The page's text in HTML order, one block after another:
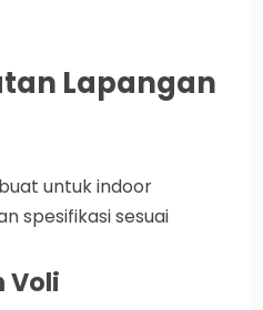
Lapangan
untuk indoor
spesifikasi sesuai
Voli